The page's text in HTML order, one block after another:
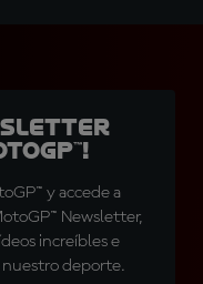
y accede a
Newsletter,
increíbles e
deporte.